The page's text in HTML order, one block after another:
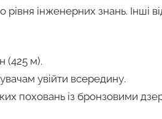
інженерних знань. Інші
(425 м).
увійти всередину.
поховань із бронзовими